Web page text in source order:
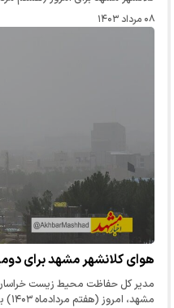
۰۸ مرداد ۱۴۰۳
هوای کلانشهر مشهد برای
مدیر کل حفاظت محیط زیست
مشهد، امروز (هفتم مردادماه ۱۴۰۳) برای دومین روز پیاپی در…